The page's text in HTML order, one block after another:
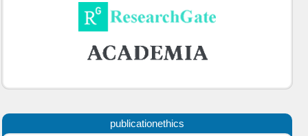
publicationethics